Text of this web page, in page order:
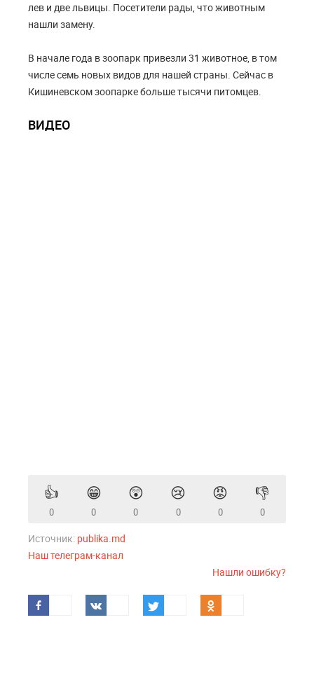
лев и две львицы. Посетители рады, что животным
нашли замену.
В начале года в зоопарк привезли 31 животное, в том
числе семь новых видов для нашей страны. Сейчас в
Кишиневском зоопарке больше тысячи питомцев.
ВИДЕО
👍
0
😁
0
😲
0
😢
0
😡
0
👎
0
Источник: publika.md
Наш телеграм-канал
Нашли ошибку?